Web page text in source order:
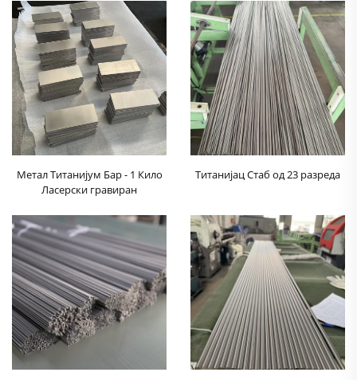
Метал Титанијум Бар - 1 Кило
Ласерски гравиран
Титанијац Стаб од 23 разреда